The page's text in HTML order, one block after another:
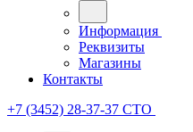
Информация
Реквизиты
Магазины
Контакты
+7 (3452) 28-37-37 СТО